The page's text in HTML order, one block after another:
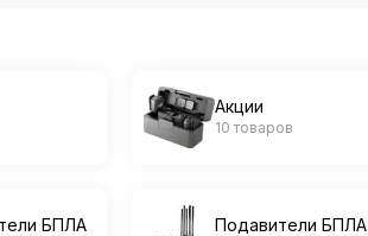
Акции
10 товаров
БПЛА Подавители БПЛА